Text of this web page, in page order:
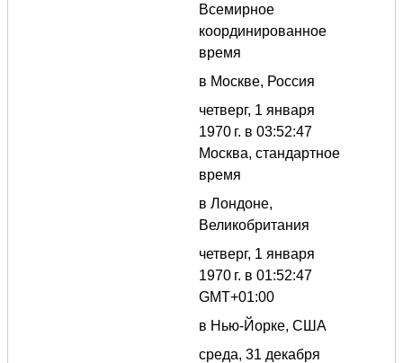
Всемирное
координированное
время
в Москве, Россия
четверг, 1 января
1970 г. в 03:52:47
Москва, стандартное
время
в Лондоне,
Великобритания
четверг, 1 января
1970 г. в 01:52:47
GMT+01:00
в Нью-Йорке, США
среда, 31 декабря